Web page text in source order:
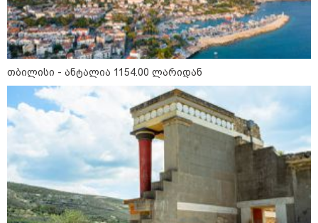
წალენჯიხაში, მდინარეში
ახალგაზრდა კაცს ეძებენ -
მანამდე მაშველებმა 2 ბავშვისა
და 1 ქალის გადარჩენა მოახერხეს
კიდევ ერთ დაკარგული
ახალგაზრდა - ოჯახი 26 წლის
ბიჭს 10 წელია ეძებს
თბილისი - ანტალია 1154.00 ლარიდან